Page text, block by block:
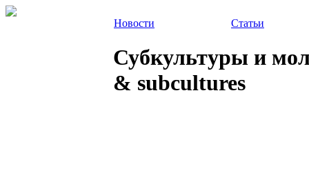
Новости Статьи
Субкультуры и
& subcultures